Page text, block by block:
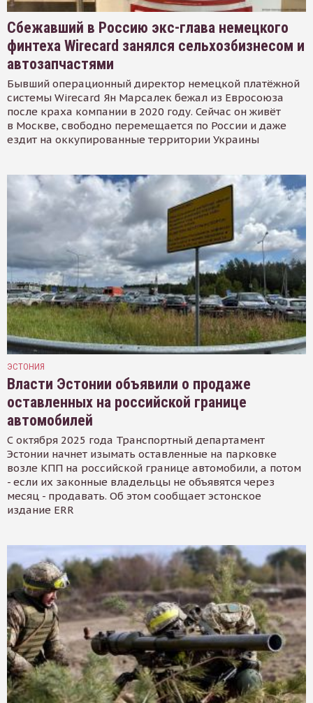
Сбежавший в Россию экс-глава немецкого
финтеха Wirecard занялся сельхозбизнесом и
автозапчастями
Бывший операционный директор немецкой платёжной
системы Wirecard Ян Марсалек бежал из Евросоюза
после краха компании в 2020 году. Сейчас он живёт
в Москве, свободно перемещается по России и даже
ездит на оккупированные территории Украины
ЭСТОНИЯ
Власти Эстонии объявили о продаже
оставленных на российской границе
автомобилей
С октября 2025 года Транспортный департамент
Эстонии начнет изымать оставленные на парковке
возле КПП на российской границе автомобили, а потом
- если их законные владельцы не объявятся через
месяц - продавать. Об этом сообщает эстонское
издание ERR